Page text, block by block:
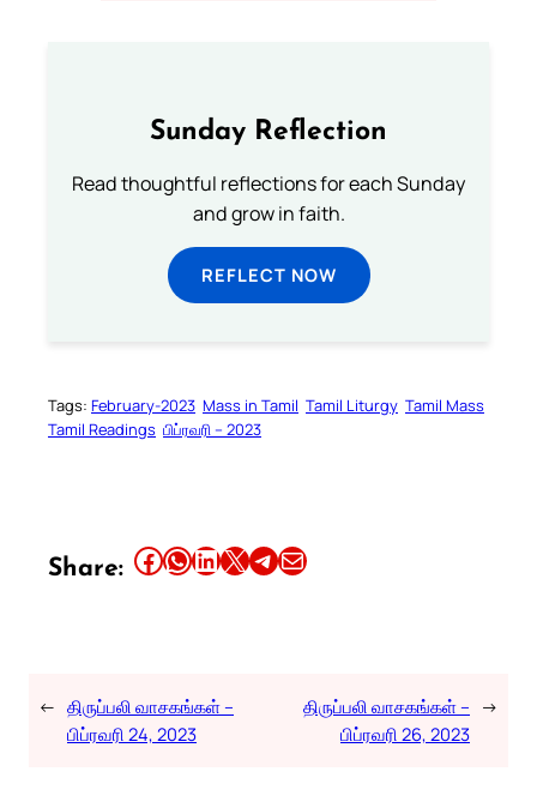
Sunday Reflection
Read thoughtful reflections for each Sunday
and grow in faith.
REFLECT NOW
Tags: February-2023 Mass in Tamil Tamil Liturgy Tamil Mass
Tamil Readings பிப்ரவரி – 2023
Share: Share this article on Facebook Share this article on WhatsApp Share this article on LinkedIn Share this article on X Share this article on TelegramEmail this Article
← திருப்பலி வாசகங்கள் –
பிப்ரவரி 24, 2023
திருப்பலி வாசகங்கள் –
பிப்ரவரி 26, 2023
→